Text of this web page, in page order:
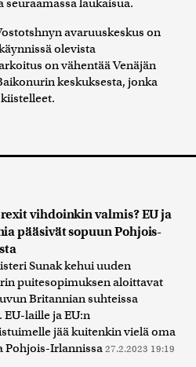
laukaisua.
avaruuskeskus on
olevista
on vähentää Venäjän
keskuksesta, jonka
vihdoinkin valmis? EU ja
pääsivät sopuun Pohjois-
Sunak kehui uuden
puitesopimuksen aloittavat
Britannian suhteissa
EU-laille ja EU:n
jää kuitenkin vielä oma
Pohjois-Irlannissa 27.2.2023 19:19